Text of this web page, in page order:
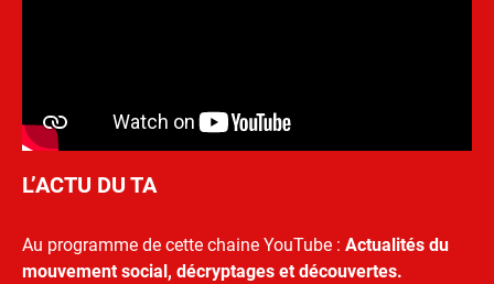
L’ACTU DU TA
Au programme de cette chaine YouTube : Actualités du
mouvement social, décryptages et découvertes.